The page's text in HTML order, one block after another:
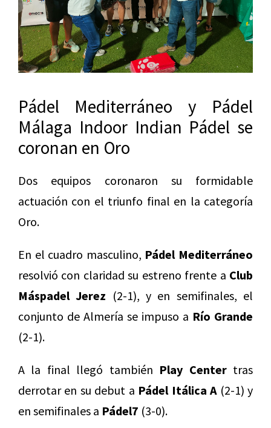
Pádel Mediterráneo y Pádel
Málaga Indoor Indian Pádel se
coronan en Oro
Dos equipos coronaron su formidable
actuación con el triunfo final en la categoría
Oro.
En el cuadro masculino, Pádel Mediterráneo
resolvió con claridad su estreno frente a Club
Máspadel Jerez (2-1), y en semifinales, el
conjunto de Almería se impuso a Río Grande
(2-1).
A la final llegó también Play Centertras
derrotar en su debut a Pádel Itálica A(2-1) y
en semifinales a Pádel7 (3-0).